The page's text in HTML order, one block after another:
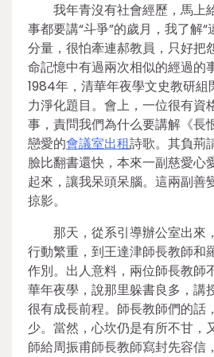
我年青沒有社會經歷，馬上
事都要講“斗爭”的歲月，我了解
分量，很怕牽連郝教員，只好把
命記憶中有過兩次相似的經過的
1984年，清華年夜學文史教研
力淨化題目。會上，一位很有資
事，責問我們為什么要講解《長
戀愛的會議室出租詩歌。其負荊
臉比翻書還快，本來一副慈愛心
起來，讓我呆頭呆腦。這兩副善
掠影。
那天，從系引導辦公室出來
行動繁重，到王達津師長教師和
作別。出人意料，兩位師長教師
華年夜學，說那里躲書良多，講
很有成長前程。師長教師們的話
少。當然，心坎仍是有所不甘，
師給周振甫師長教師寫封先容信